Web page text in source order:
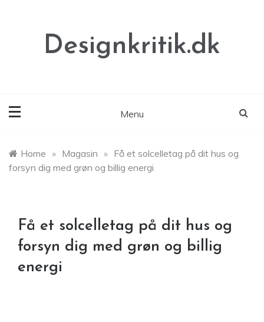
Designkritik.dk
Menu
Home » Magasin » Få et solcelletag på dit hus og
forsyn dig med grøn og billig energi
Få et solcelletag på dit hus og
forsyn dig med grøn og billig
energi